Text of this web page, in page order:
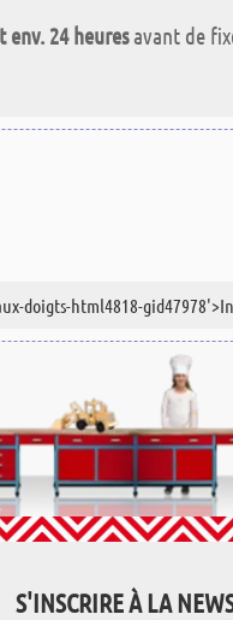
env. 24 heuresavant de
S'INSCRIRE À LA